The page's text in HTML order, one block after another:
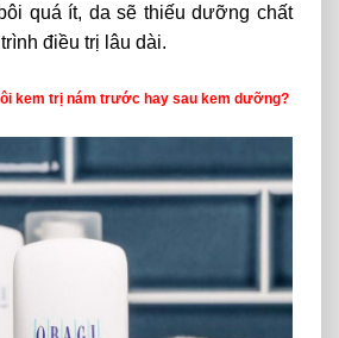
quá ít, da sẽ thiếu dưỡng chất
điều trị lâu dài.
kem trị nám trước hay sau kem dưỡng?